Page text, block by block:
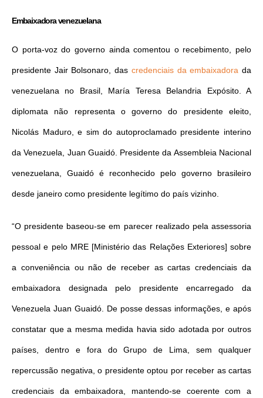
Embaixadora venezuelana
O porta-voz do governo ainda comentou o recebimento, pelo
presidente Jair Bolsonaro, das credenciais da embaixadora da
venezuelana no Brasil, María Teresa Belandria Expósito. A
diplomata não representa o governo do presidente eleito,
Nicolás Maduro, e sim do autoproclamado presidente interino
da Venezuela, Juan Guaidó. Presidente da Assembleia Nacional
venezuelana, Guaidó é reconhecido pelo governo brasileiro
desde janeiro como presidente legítimo do país vizinho.
“O presidente baseou-se em parecer realizado pela assessoria
pessoal e pelo MRE [Ministério das Relações Exteriores] sobre
a conveniência ou não de receber as cartas credenciais da
embaixadora designada pelo presidente encarregado da
Venezuela Juan Guaidó. De posse dessas informações, e após
constatar que a mesma medida havia sido adotada por outros
países, dentro e fora do Grupo de Lima, sem qualquer
repercussão negativa, o presidente optou por receber as cartas
credenciais da embaixadora, mantendo-se coerente com a